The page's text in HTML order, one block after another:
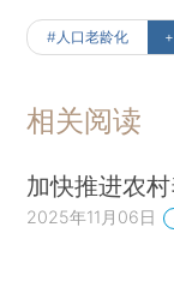
#人口老龄化
相关阅读
加快推进农
2025年11月06日